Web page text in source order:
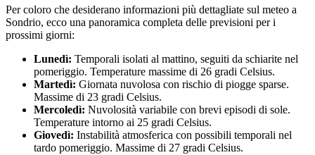
Per coloro che desiderano informazioni più dettagliate sul meteo a
Sondrio, ecco una panoramica completa delle previsioni per i
prossimi giorni:
Lunedì: Temporali isolati al mattino, seguiti da schiarite nel
pomeriggio. Temperature massime di 26 gradi Celsius.
Martedì: Giornata nuvolosa con rischio di piogge sparse.
Massime di 23 gradi Celsius.
Mercoledì: Nuvolosità variabile con brevi episodi di sole.
Temperature intorno ai 25 gradi Celsius.
Giovedì: Instabilità atmosferica con possibili temporali nel
tardo pomeriggio. Massime di 27 gradi Celsius.